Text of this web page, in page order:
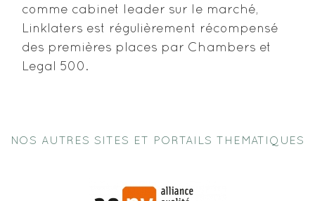
comme cabinet leader sur le marché,
Linklaters est régulièrement récompensé
des premières places par Chambers et
Legal 500.
NOS AUTRES SITES ET PORTAILS THEMATIQUES